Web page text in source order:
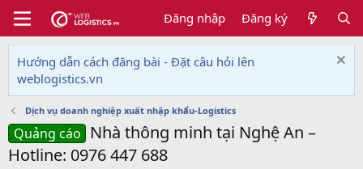
Đăng nhập Đăng ký
Hướng dẫn cách đăng bài - Đặt câu hỏi lên
weblogistics.vn
Dịch vụ doanh nghiệp xuất nhập khẩu-Logistics
Quảng cáo
Nhà thông minh tại Nghệ An –
Hotline: 0976 447 688